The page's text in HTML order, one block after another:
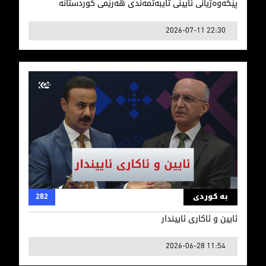
2026-07-11 22:30
ئایین و ئاکاری ئاییندار
بە کوردی 282
ئایین و ئاکاری ئاییندار
2026-06-28 11:54